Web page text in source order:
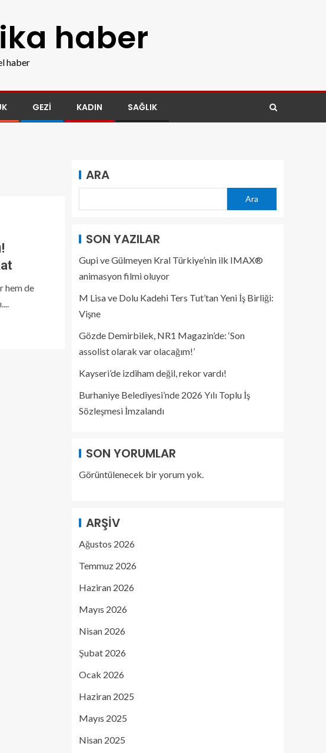
haber
haber
GEZI KADIN SAĞLIK
hem de
ARA
Ara
SON YAZILAR
Gupi ve Gülmeyen Kral Türkiye’nin ilk IMAX®
animasyon filmi oluyor
M Lisa ve Dolu Kadehi Ters Tut’tan Yeni İş Birliği:
Vişne
Gözde Demirbilek, NR1 Magazin’de: ‘Son
assolist olarak var olacağım!’
Kayseri’de izdiham değil, rekor vardı!
Burhaniye Belediyesi’nde 2026 Yılı Toplu İş
Sözleşmesi İmzalandı
SON YORUMLAR
Görüntülenecek bir yorum yok.
ARŞIV
Ağustos 2026
Temmuz 2026
Haziran 2026
Mayıs 2026
Nisan 2026
Şubat 2026
Ocak 2026
Haziran 2025
Mayıs 2025
Nisan 2025